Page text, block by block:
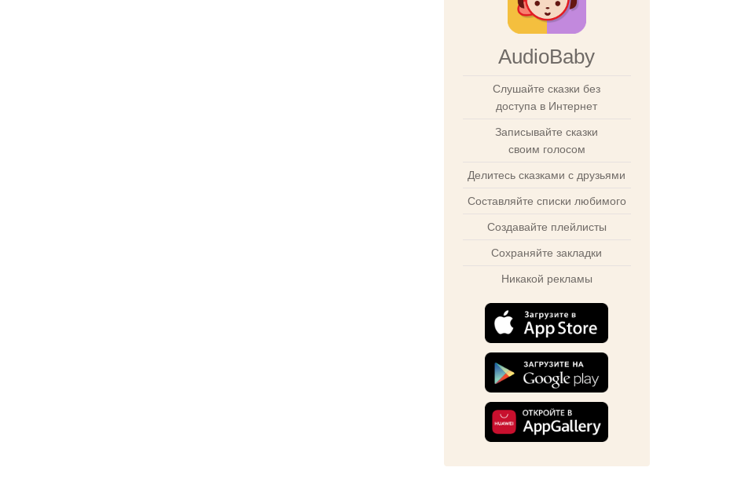
AudioBaby
Слушайте сказки без
доступа в Интернет
Записывайте сказки
своим голосом
Делитесь сказками с друзьями
Составляйте списки любимого
Создавайте плейлисты
Сохраняйте закладки
Никакой рекламы